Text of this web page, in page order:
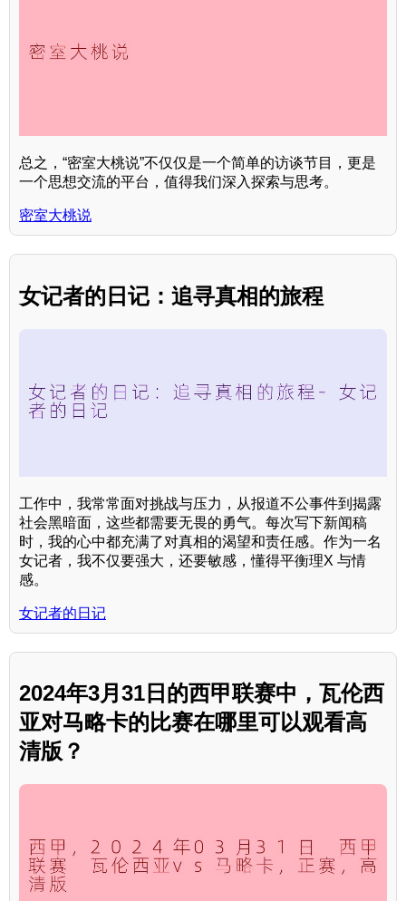
总之，“密室大桃说”不仅仅是一个简单的访谈节目，更是
一个思想交流的平台，值得我们深入探索与思考。
密室大桃说
女记者的日记：追寻真相的旅程
工作中，我常常面对挑战与压力，从报道不公事件到揭露
社会黑暗面，这些都需要无畏的勇气。每次写下新闻稿
时，我的心中都充满了对真相的渴望和责任感。作为一名
女记者，我不仅要强大，还要敏感，懂得平衡理X 与情
感。
女记者的日记
2024年3月31日的西甲联赛中，瓦伦西
亚对马略卡的比赛在哪里可以观看高
清版？